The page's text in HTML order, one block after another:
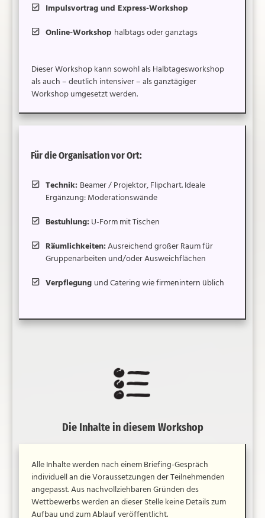
Impulsvortrag und Express-Workshop
Online-Workshop halbtags oder ganztags
Dieser Workshop kann sowohl als Halbtagesworkshop
als auch – deutlich intensiver – als ganztägiger
Workshop umgesetzt werden.
Für die Organisation vor Ort:
Technik: Beamer / Projektor, Flipchart. Ideale
Ergänzung: Moderationswände
Bestuhlung:U-Form mit Tischen
Räumlichkeiten:Ausreichend großer Raum für
Gruppenarbeiten und/oder Ausweichflächen
Verpflegungund Catering wie firmenintern üblich
Die Inhalte in diesem Workshop
Alle Inhalte werden nach einem Briefing-Gespräch
individuell an die Voraussetzungen der Teilnehmenden
angepasst. Aus nachvollziehbaren Gründen des
Wettbewerbs werden an dieser Stelle keine Details zum